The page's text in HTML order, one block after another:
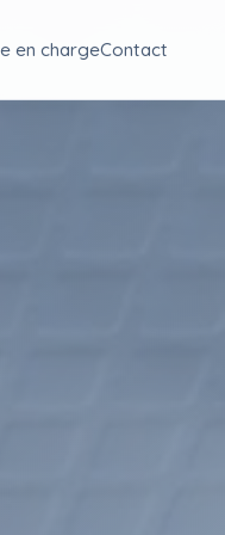
en chargeContact